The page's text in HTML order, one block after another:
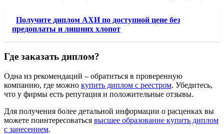
Получите диплом АХИ по доступной цене без
предоплаты и лишних хлопот
Где заказать диплом?
Одна из рекомендаций – обратиться в проверенную
компанию, где можно купить диплом с реестром. Убедитесь,
что у фирмы есть репутация и положительные отзывы.
Для получения более детальной информации о расценках вы
можете поинтересоваться высшее образование купить диплом
с занесением.